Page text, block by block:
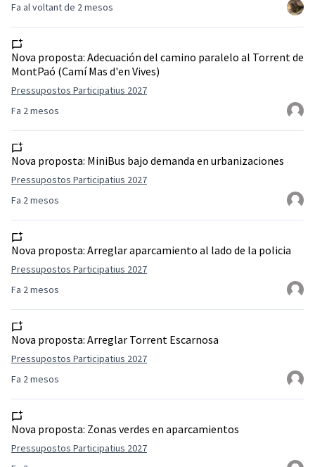
Fa al voltant de 2 mesos
Fa 2 mesos
Nova proposta: Adecuación del camino paralelo al Torrent de
MontPaó (Camí Mas d'en Vives)
Pressupostos Participatius 2027
Fa 2 mesos
Nova proposta: MiniBus bajo demanda en urbanizaciones
Pressupostos Participatius 2027
Fa 2 mesos
Nova proposta: Arreglar aparcamiento al lado de la policia
Pressupostos Participatius 2027
Fa 2 mesos
Nova proposta: Arreglar Torrent Escarnosa
Pressupostos Participatius 2027
Nova proposta: Zonas verdes en aparcamientos
Pressupostos Participatius 2027